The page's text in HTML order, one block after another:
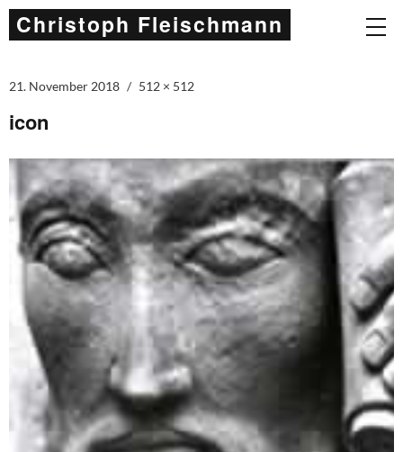
Christoph Fleischmann
21. November 2018 512 × 512
icon